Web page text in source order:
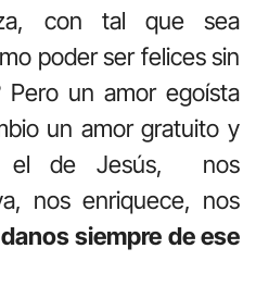
con tal que sea
poder ser felices sin
Pero un amor egoísta
un amor gratuito y
el de Jesús, nos
nos enriquece, nos
siempre de ese